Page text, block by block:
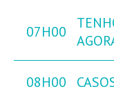
07H00
08H00